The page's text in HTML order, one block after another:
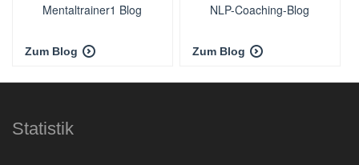
Mentaltrainer1 Blog
Zum Blog
NLP-Coaching-Blog
Zum Blog
Statistik